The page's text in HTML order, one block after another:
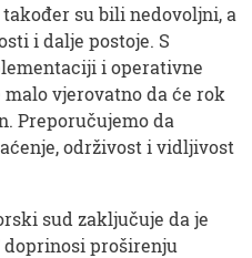
su bili nedovoljni, a
i dalje postoje. S
i operativne
vjerovatno da će rok
Preporučujemo da
održivost i vidljivost
sud zaključuje da je
doprinosi proširenju